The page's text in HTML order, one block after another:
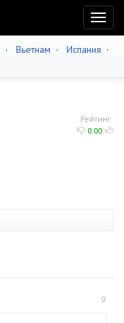
· Вьетнам · Испания ·
Рейтинг
0.00
0